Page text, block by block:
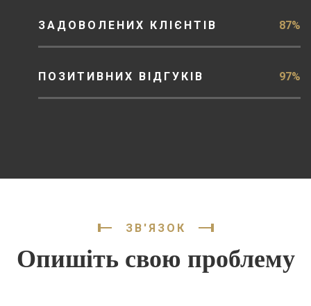
ЗАДОВОЛЕНИХ КЛІЄНТІВ 87%
ПОЗИТИВНИХ ВІДГУКІВ 97%
ЗВ'ЯЗОК
Опишіть свою проблему